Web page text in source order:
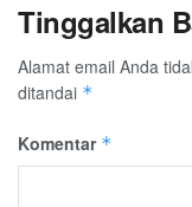
Tinggalkan
Alamat email Anda
ditandai *
Komentar *